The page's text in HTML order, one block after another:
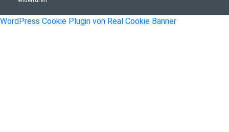
WordPress Cookie Plugin von Real Cookie Banner